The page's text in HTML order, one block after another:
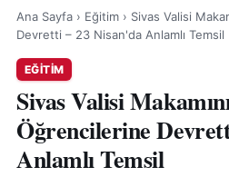
Ana Sayfa › Eğitim › Sivas Valisi
Devretti – 23 Nisan'da Anlamlı Temsil
EĞITIM
Sivas Valisi
Öğrencilerine
Anlamlı Temsil